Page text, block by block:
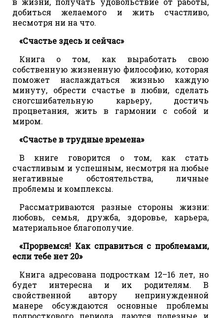
добиться желаемого и жить счастливо,
несмотря ни на что.
«Счастье здесь и сейчас»
Книга о том, как выработать свою
собственную жизненную философию, которая
поможет наслаждаться жизнью каждую
минуту, обрести счастье в любви, сделать
сногсшибательную карьеру, достичь
процветания, жить в гармонии с собой и
миром.
«Счастье в трудные времена»
В книге говорится о том, как стать
счастливым и успешным, несмотря на любые
негативные обстоятельства, личные
проблемы и комплексы.
Рассматриваются разные стороны жизни:
любовь, семья, дружба, здоровье, карьера,
материальное благополучие.
«Прорвемся! Как справиться с проблемами,
если тебе нет 20»
Книга адресована подросткам 12–16 лет, но
будет интересна и их родителям. В
свойственной автору непринужденной
манере обсуждаются основные проблемы
подросткового периода, даются полезные и